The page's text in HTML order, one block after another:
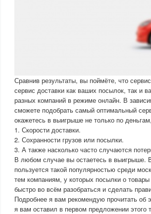
Сравнив результаты, вы поймёте, что
сервис доставки как ваших посылок, так и
разных компаний в режиме онлайн. В
сможете подобрать самый оптимальный
окажетесь в выигрыше не только по
1. Скорости доставки.
2. Сохранности грузов или посылки.
3. А также насколько часто случаются
В любом случае вы остаетесь в выигрыше.
пользуется такой популярностью среди
тем компаниям, у которых посылки о
быстро во всём разобраться и сделать
Подробнее я вам рекомендую прочитать
я вам оставил в первом предложении этого